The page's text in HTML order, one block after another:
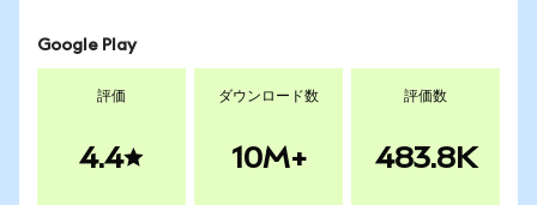
Google Play
評価
4.4
ダウンロード数
10M+
評価数
483.8K